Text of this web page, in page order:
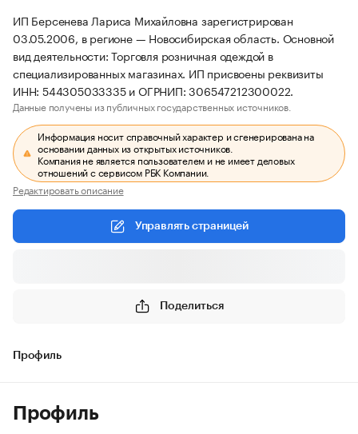
ИП Берсенева Лариса Михайловна зарегистрирован
03.05.2006, в регионе — Новосибирская область. Основной
вид деятельности: Торговля розничная одеждой в
специализированных магазинах. ИП присвоены реквизиты
ИНН: 544305033335 и ОГРНИП: 306547212300022.
Данные получены из публичных государственных источников.
Информация носит справочный характер и сгенерирована на
основании данных из открытых источников.
Компания не является пользователем и не имеет деловых
отношений с сервисом РБК Компании.
Редактировать описание
Управлять страницей
Поделиться
Профиль
Профиль